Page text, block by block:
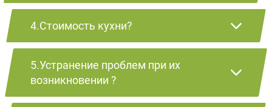
4.Стоимость кухни?
5.Устранение проблем при их
возникновении ?